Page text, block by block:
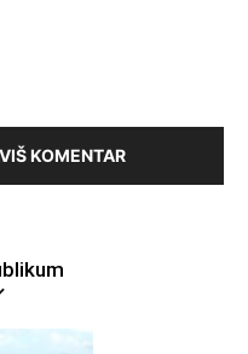
KOMENTAR